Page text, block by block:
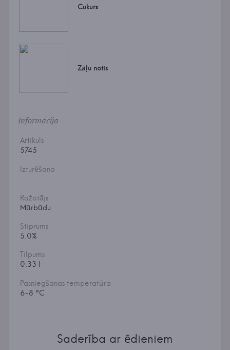
Cukurs
Zāļu notis
Informācija
Artikuls
5745
Izturēšana
Ražotājs
Mūrbūdu
Stiprums
5.0%
Tilpums
0.33 l
Pasniegšanas temperatūra
6-8 °C
Saderība ar ēdieniem